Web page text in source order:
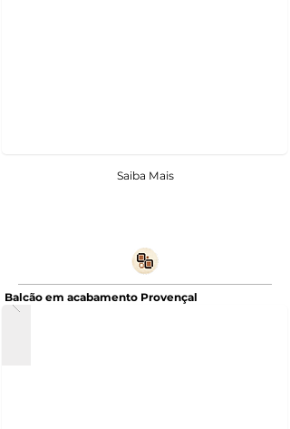
Saiba Mais
Balcão em acabamento Provençal